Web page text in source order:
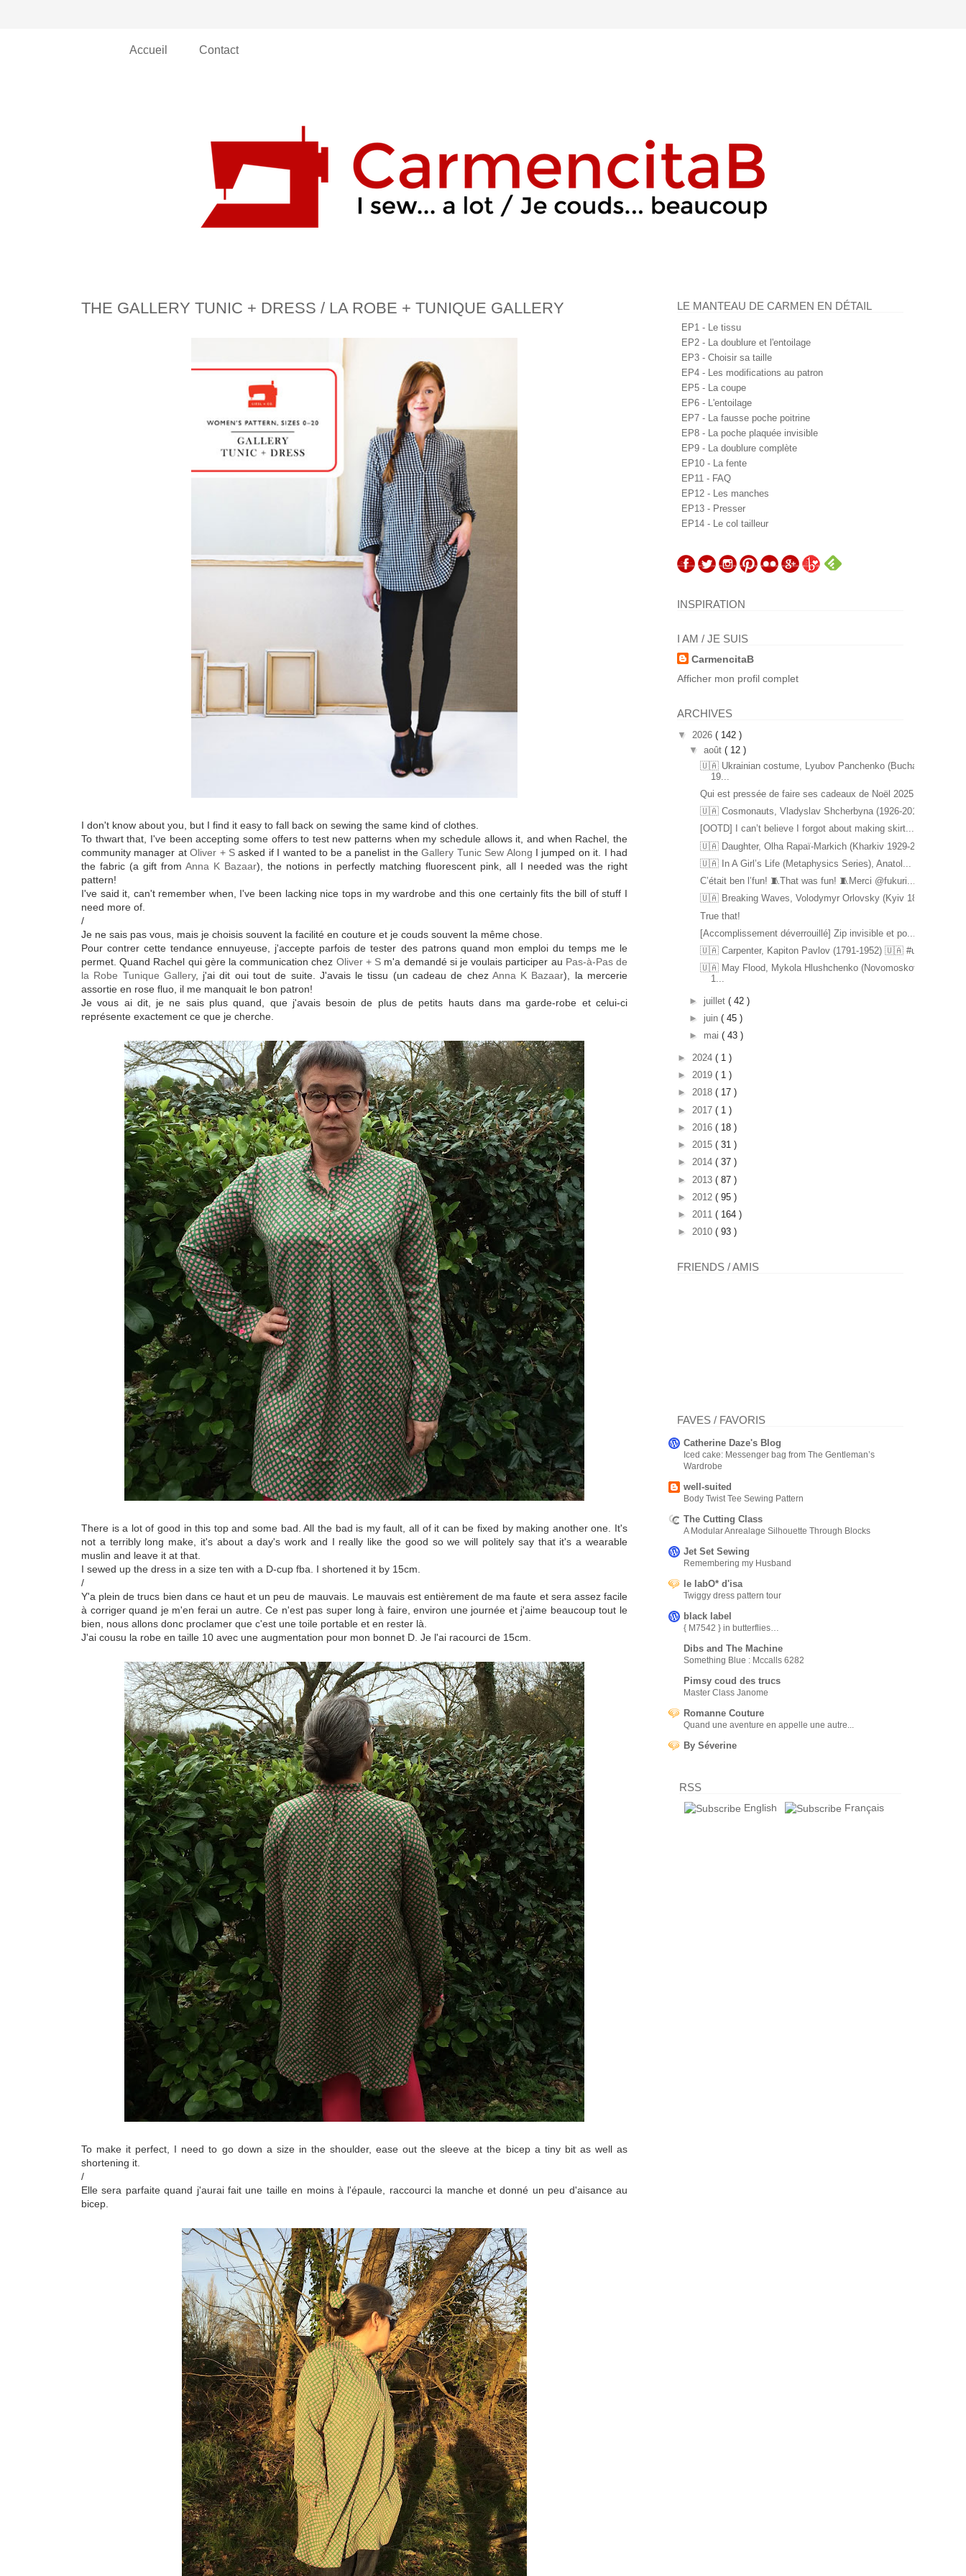
Accueil Contact
THE GALLERY TUNIC + DRESS / LA ROBE + TUNIQUE GALLERY
I don't know about you, but I find it easy to fall back on sewing the same kind of clothes.
To thwart that, I've been accepting some offers to test new patterns when my schedule allows it, and when Rachel, the
community manager atOliver + S asked if I wanted to be a panelist in theGallery Tunic Sew Along I jumped on it. I had
the fabric (a gift fromAnna K Bazaar), the notions in perfectly matching fluorescent pink, all I needed was the right
pattern!
I've said it, can't remember when, I've been lacking nice tops in my wardrobe and this one certainly fits the bill of stuff I
need more of.
/
Je ne sais pas vous, mais je choisis souvent la facilité en couture et je couds souvent la même chose.
Pour contrer cette tendance ennuyeuse, j'accepte parfois de tester des patrons quand mon emploi du temps me le
permet. Quand Rachel qui gère la communication chez Oliver + S m'a demandé si je voulais participer au Pas-à-Pas de
la Robe Tunique Gallery, j'ai dit oui tout de suite. J'avais le tissu (un cadeau de chez Anna K Bazaar), la mercerie
assortie en rose fluo, il me manquait le bon patron!
Je vous ai dit, je ne sais plus quand, que j'avais besoin de plus de petits hauts dans ma garde-robe et celui-ci
représente exactement ce que je cherche.
There is a lot of good in this top and some bad. All the bad is my fault, all of it can be fixed by making another one. It's
not a terribly long make, it's about a day's work and I really like the good so we will politely say that it's a wearable
muslin and leave it at that.
I sewed up the dress in a size ten with a D-cup fba. I shortened it by 15cm.
/
Y'a plein de trucs bien dans ce haut et un peu de mauvais. Le mauvais est entièrement de ma faute et sera assez facile
à corriger quand je m'en ferai un autre. Ce n'est pas super long à faire, environ une journée et j'aime beaucoup tout le
bien, nous allons donc proclamer que c'est une toile portable et en rester là.
J'ai cousu la robe en taille 10 avec une augmentation pour mon bonnet D. Je l'ai racourci de 15cm.
To make it perfect, I need to go down a size in the shoulder, ease out the sleeve at the bicep a tiny bit as well as
shortening it.
/
Elle sera parfaite quand j'aurai fait une taille en moins à l'épaule, raccourci la manche et donné un peu d'aisance au
bicep.
LE MANTEAU DE CARMEN EN DÉTAIL
EP1 - Le tissu
EP2 - La doublure et l'entoilage
EP3 - Choisir sa taille
EP4 - Les modifications au patron
EP5 - La coupe
EP6 - L'entoilage
EP7 - La fausse poche poitrine
EP8 - La poche plaquée invisible
EP9 - La doublure complète
EP10 - La fente
EP11 - FAQ
EP12 - Les manches
EP13 - Presser
EP14 - Le col tailleur
INSPIRATION
I AM / JE SUIS
CarmencitaB
Afficher mon profil complet
ARCHIVES
▼ 2026 ( 142 )
▼ août ( 12 )
🇺🇦 Ukrainian costume, Lyubov Panchenko (Bucha
19...
Qui est pressée de faire ses cadeaux de Noël 2025 ...
🇺🇦 Cosmonauts, Vladyslav Shcherbyna (1926-2017) ...
[OOTD] I can’t believe I forgot about making skirt...
🇺🇦 Daughter, Olha Rapaï-Markich (Kharkiv 1929-20...
🇺🇦 In A Girl’s Life (Metaphysics Series), Anatol...
C’était ben l’fun! 🧵That was fun! 🧵Merci @fukuri...
🇺🇦 Breaking Waves, Volodymyr Orlovsky (Kyiv 1842...
True that!
[Accomplissement déverrouillé] Zip invisible et po...
🇺🇦 Carpenter, Kapiton Pavlov (1791-1952) 🇺🇦 #u...
🇺🇦 May Flood, Mykola Hlushchenko (Novomoskovsk
1...
► juillet ( 42 )
► juin ( 45 )
► mai ( 43 )
► 2024 ( 1 )
► 2019 ( 1 )
► 2018 ( 17 )
► 2017 ( 1 )
► 2016 ( 18 )
► 2015 ( 31 )
► 2014 ( 37 )
► 2013 ( 87 )
► 2012 ( 95 )
► 2011 ( 164 )
► 2010 ( 93 )
FRIENDS / AMIS
FAVES / FAVORIS
Catherine Daze's Blog
Iced cake: Messenger bag from The Gentleman’s
Wardrobe
well-suited
Body Twist Tee Sewing Pattern
The Cutting Class
A Modular Anrealage Silhouette Through Blocks
Jet Set Sewing
Remembering my Husband
le labO* d'isa
Twiggy dress pattern tour
black label
{ M7542 } in butterflies…
Dibs and The Machine
Something Blue : Mccalls 6282
Pimsy coud des trucs
Master Class Janome
Romanne Couture
Quand une aventure en appelle une autre...
By Séverine
RSS
English Français